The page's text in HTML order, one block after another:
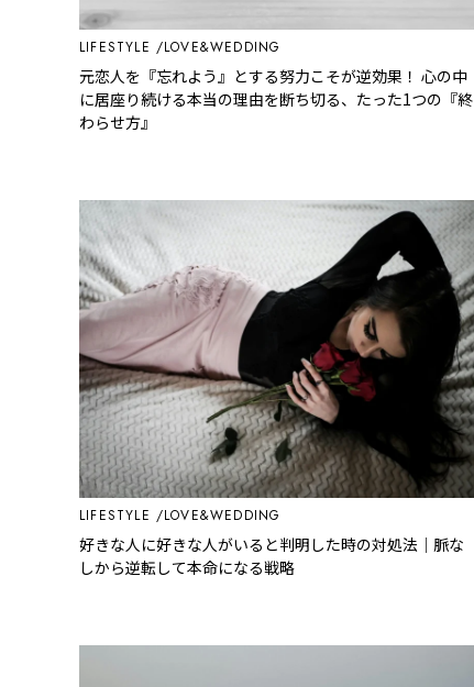
LIFESTYLE LOVE&WEDDING
元恋人を『忘れよう』とする努力こそが逆効果！ 心の中
に居座り続ける本当の理由を断ち切る、たった1つの『終
わらせ方』
LIFESTYLE LOVE&WEDDING
好きな人に好きな人がいると判明した時の対処法｜脈な
しから逆転して本命になる戦略